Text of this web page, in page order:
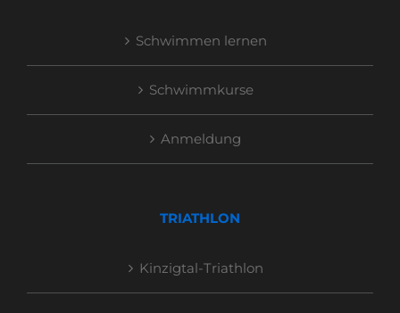
Schwimmen lernen
Schwimmkurse
Anmeldung
TRIATHLON
Kinzigtal-Triathlon